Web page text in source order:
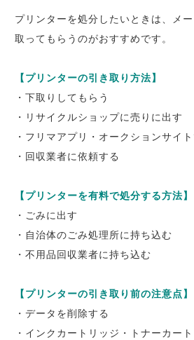
プリンターを処分したいときは、メ
取ってもらうのがおすすめです。
【プリンターの引き取り方法】
・下取りしてもらう
・リサイクルショップに売りに出す
・フリマアプリ・オークションサイ
・回収業者に依頼する
【プリンターを有料で処分する方法】
・ごみに出す
・自治体のごみ処理所に持ち込む
・不用品回収業者に持ち込む
【プリンターの引き取り前の注意点】
・データを削除する
・インクカートリッジ・トナーカー